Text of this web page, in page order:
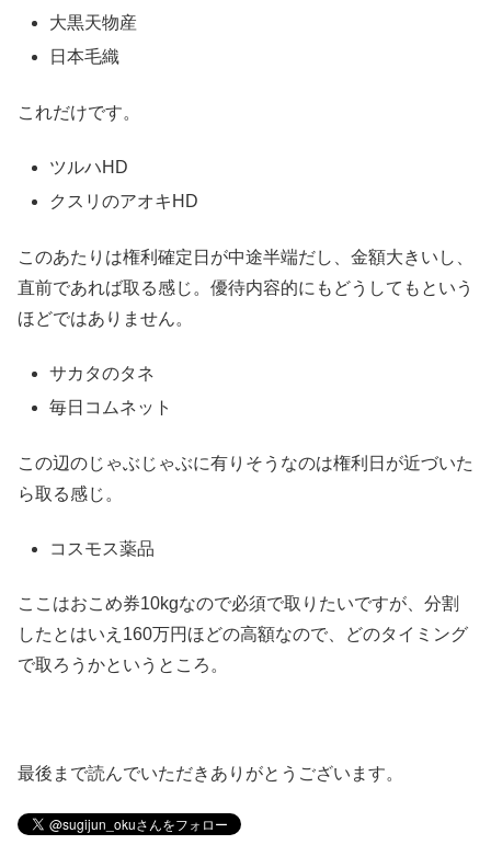
大黒天物産
日本毛織
これだけです。
ツルハHD
クスリのアオキHD
このあたりは権利確定日が中途半端だし、金額大きいし、
直前であれば取る感じ。優待内容的にもどうしてもという
ほどではありません。
サカタのタネ
毎日コムネット
この辺のじゃぶじゃぶに有りそうなのは権利日が近づいた
ら取る感じ。
コスモス薬品
ここはおこめ券10kgなので必須で取りたいですが、分割
したとはいえ160万円ほどの高額なので、どのタイミング
で取ろうかというところ。
最後まで読んでいただきありがとうございます。